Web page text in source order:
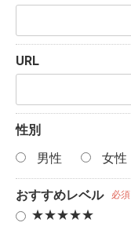
URL
性別
男性
女性
おすすめレベル 必須
★★★★★